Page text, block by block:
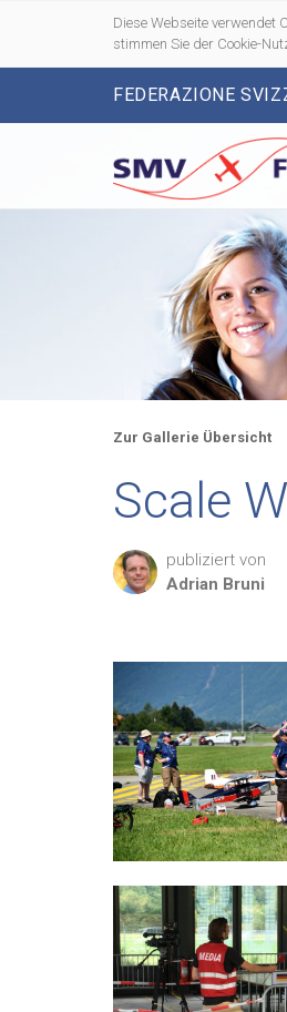
Diese Webseite verwendet
stimmen Sie der Cookie-
FEDERAZIONE
Zur Gallerie Übersicht
Scale
publiziert von
Adrian Bruni